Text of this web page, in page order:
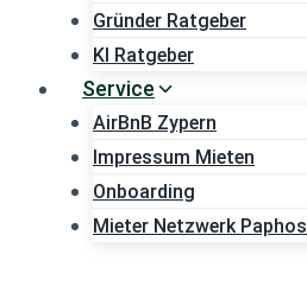
Gründer Ratgeber
KI Ratgeber
Service
AirBnB Zypern
Impressum Mieten
Onboarding
Mieter Netzwerk Paphos